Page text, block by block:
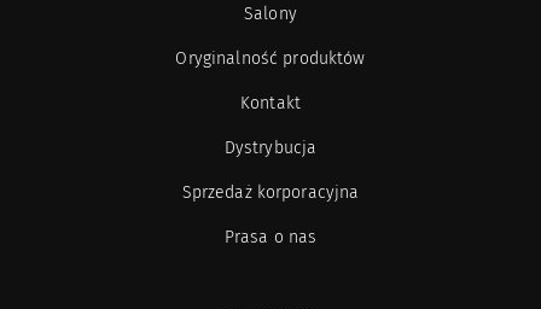
Salony
Oryginalność produktów
Kontakt
Dystrybucja
Sprzedaż korporacyjna
Prasa o nas